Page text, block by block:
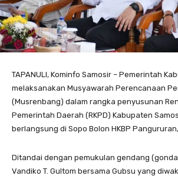
TAPANULI, Kominfo Samosir – Pemerintah
melaksanakan Musyawarah Perencanaan
(Musrenbang) dalam rangka penyusunan
Pemerintah Daerah (RKPD) Kabupaten
berlangsung di Sopo Bolon HKBP Pangururan,
Ditandai dengan pemukulan gendang
Vandiko T. Gultom bersama Gubsu yang